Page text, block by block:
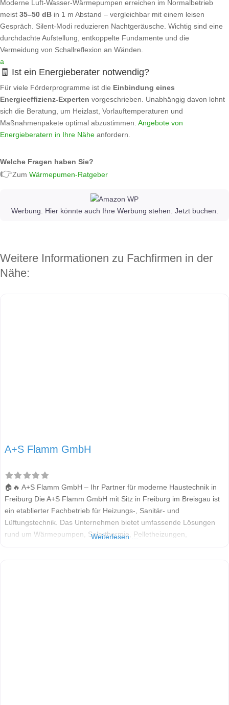
Moderne Luft‑Wasser‑Wärmepumpen erreichen im Normalbetrieb
meist 35–50 dB in 1 m Abstand – vergleichbar mit einem leisen
Gespräch. Silent‑Modi reduzieren Nachtgeräusche. Wichtig sind eine
durchdachte Aufstellung, entkoppelte Fundamente und die
Vermeidung von Schallreflexion an Wänden.
a
🧾 Ist ein Energieberater notwendig?
Für viele Förderprogramme ist die Einbindung eines
Energieeffizienz‑Experten vorgeschrieben. Unabhängig davon lohnt
sich die Beratung, um Heizlast, Vorlauftemperaturen und
Maßnahmenpakete optimal abzustimmen. Angebote von
Energieberatern in Ihre Nähe anfordern.
Welche Fragen haben Sie?
👉Zum Wärmepumen-Ratgeber
Werbung. Hier könnte auch Ihre Werbung stehen. Jetzt buchen.
Weitere Informationen zu Fachfirmen in der
Nähe:
A+S Flamm GmbH
🏠🔥 A+S Flamm GmbH – Ihr Partner für moderne Haustechnik in
Freiburg Die A+S Flamm GmbH mit Sitz in Freiburg im Breisgau ist
ein etablierter Fachbetrieb für Heizungs-, Sanitär- und
Lüftungstechnik. Das Unternehmen bietet umfassende Lösungen
rund um Wärmepumpen, Solarthermie, Pelletheizungen,
Weiterlesen …